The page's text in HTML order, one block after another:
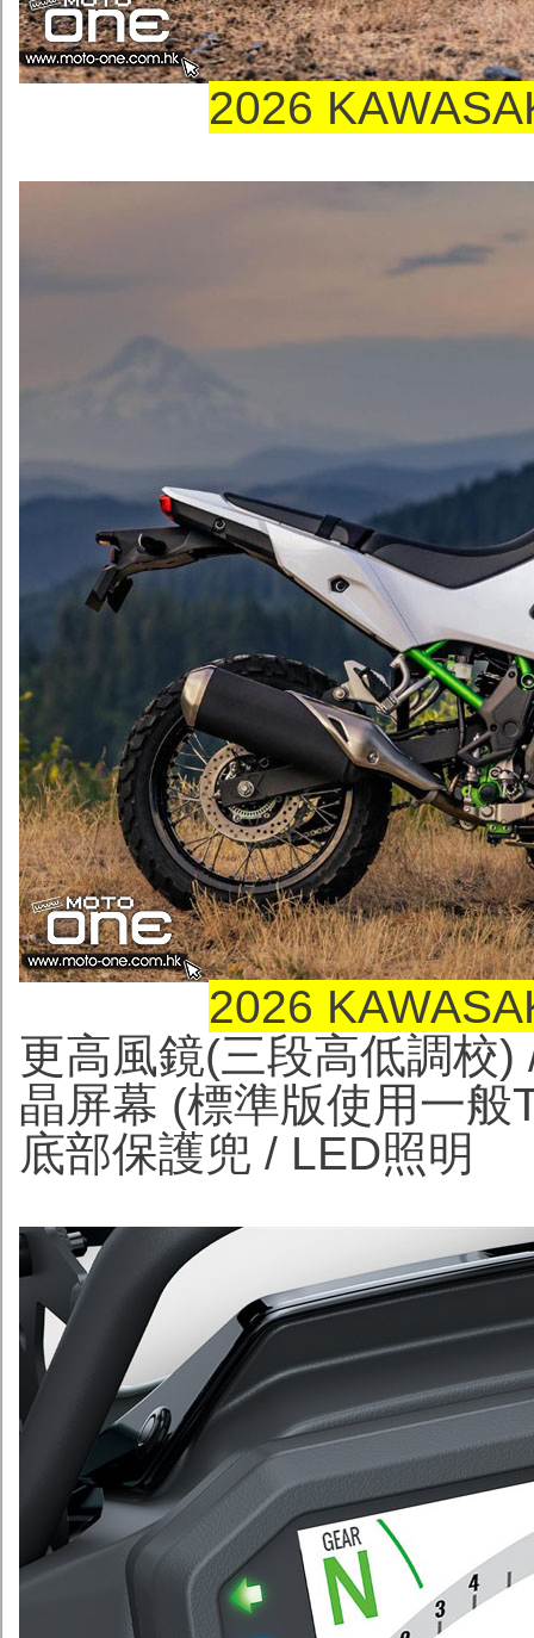
2026
2026
更高風鏡(三段高低調校
晶屏幕 (標準版使用一
底部保護兜 / LED照明